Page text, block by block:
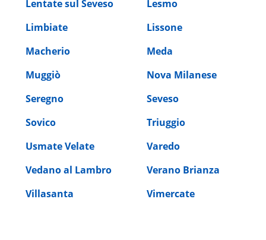
Lentate sul Seveso
Lesmo
Limbiate
Lissone
Macherio
Meda
Muggiò
Nova Milanese
Seregno
Seveso
Sovico
Triuggio
Usmate Velate
Varedo
Vedano al Lambro
Verano Brianza
Villasanta
Vimercate